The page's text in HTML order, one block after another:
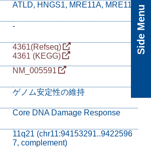
Side Menu
ATLD, HNGS1, MRE11A, MRE11B
-
4361(Refseq)
4361 (KEGG)
NM_005591
ゲノム安定性の維持
Core DNA Damage Response
11q21 (chr11:94153291..9422596
7, complement)